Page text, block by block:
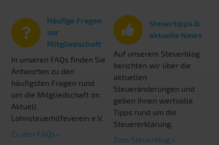
Häufige Fragen
zur
Mitgliedschaft
In unseren FAQs finden Sie
Antworten zu den
häufigsten Fragen rund
um die Mitgliedschaft im
Aktuell
Lohnsteuerhilfeverein e.V.
Zu den FAQs
Steuertipps &
aktuelle News
Auf unserem Steuerblog
berichten wir über die
aktuellen
Steueränderungen und
geben Ihnen wertvolle
Tipps rund um die
Steuererklärung.
Zum Steuerblog